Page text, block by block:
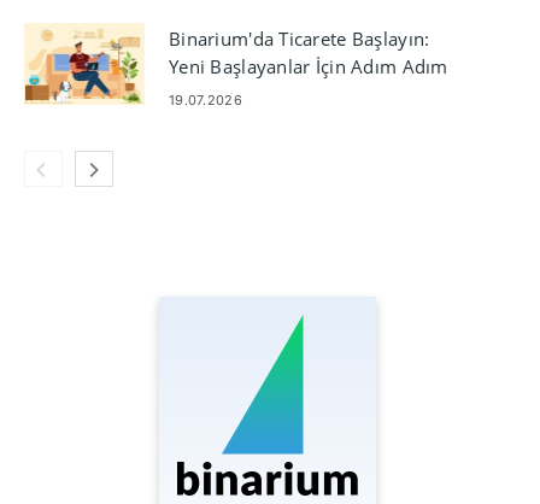
Binarium'da Ticarete Başlayın:
Yeni Başlayanlar İçin Adım Adım
Kurulum
19.07.2026